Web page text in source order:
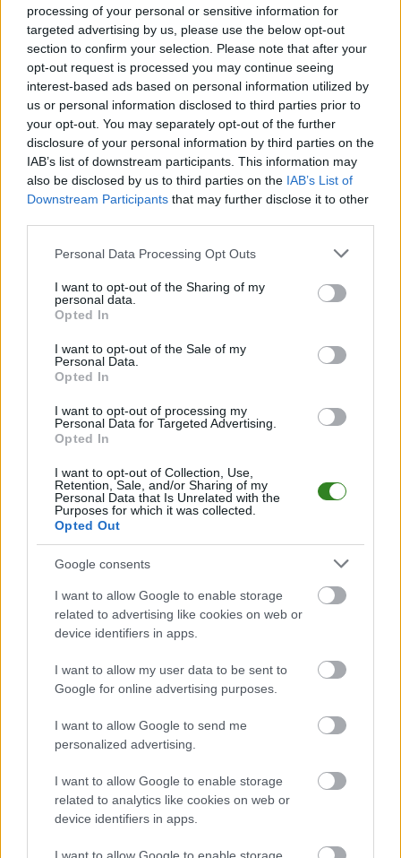
processing of your personal or sensitive information for
targeted advertising by us, please use the below opt-out
section to confirm your selection. Please note that after your
opt-out request is processed you may continue seeing
interest-based ads based on personal information utilized by
us or personal information disclosed to third parties prior to
your opt-out. You may separately opt-out of the further
disclosure of your personal information by third parties on the
IAB’s list of downstream participants. This information may
also be disclosed by us to third parties on the IAB’s List of
Downstream Participants that may further disclose it to other
Please note that this website/app uses one or more Google
not limited to your visit or usage behaviour. You may click to
grant or deny consent to Google and its third-party tags to
use your data for below specified purposes in below Google
consent section.
Personal Data Processing Opt Outs
I want to opt-out of the Sharing of my
personal data.
Opted In
I want to opt-out of the Sale of my
Personal Data.
Opted In
I want to opt-out of processing my
Personal Data for Targeted Advertising.
Opted In
I want to opt-out of Collection, Use,
Retention, Sale, and/or Sharing of my
Personal Data that Is Unrelated with the
Purposes for which it was collected.
Opted Out
Google consents
I want to allow Google to enable storage
related to advertising like cookies on web or
device identifiers in apps.
I want to allow my user data to be sent to
Google for online advertising purposes.
I want to allow Google to send me
personalized advertising.
I want to allow Google to enable storage
related to analytics like cookies on web or
device identifiers in apps.
2026-05-14 12:53
Gdzie oglądać transmisję na żywo z meczu Chrobry Głogów -
Znicz Pruszków? Spotkanie w sobotę, 16 maja 2026 roku o
godz. 19:30 w ramach Betclic 1. Ligi (33. kolejka). Poniżej
szczegóły transmisji. Chrobry Głogów - Znicz Pruszków. Gdzie
oglądać transmisję? Mecz Chrobry Głogów - Znic...
Czytaj więcej
Znicz Pruszków -
Polonia Bytom
transmisja na
oglądać?
(09.05.2026)
2026-05-06 15:51
Transmisja online z meczu Znicz Pruszków - Polonia Bytom
spotkania zaplanowano na godz. 19:30. Sprawdź gdzie oglądać
transmisję na żywo. Znicz Pruszków - Polonia Bytom. Gdzie
oglądać transmisję? Mecz Znicz Pruszków - Polonia Byt...
Czytaj więcej
Puszcza
Niepołomice -
Znicz Pruszków
transmisja na
oglądać? (01.05.2026)
2026-04-30 12:23
Puszcza Niepołomice - Znicz Pruszków - transmisja na żywo.
Mecz odbędzie się w piątek, 1 maja 2026 roku (początek o
18:00) w rozgrywkach Betclic 1. Ligi (31. kolejka). Zobacz gdzie
oglądać transmisję online. Puszcza Niepołomice - Znicz
Pruszków. Gdzie oglądać transmisję? Mecz Puszcz...